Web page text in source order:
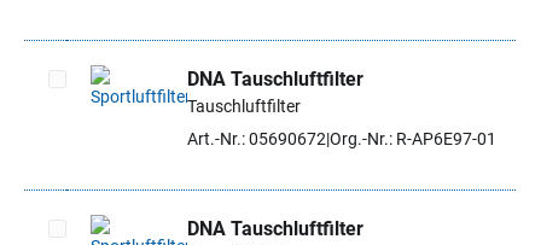
Artikel auswählen
DNA Tauschluftfilter
Tauschluftfilter
Art.-Nr.: 05690672 Org.-Nr.: R-AP6E97-01
DNA Tauschluftfilter